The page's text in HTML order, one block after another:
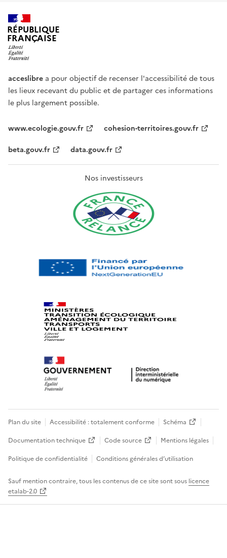
RÉPUBLIQUE
FRANÇAISE
acceslibre a pour objectif de recenser l'accessibilité de tous
les lieux recevant du public et de partager ces informations
le plus largement possible.
www.ecologie.gouv.fr
cohesion-territoires.gouv.fr
beta.gouv.fr
data.gouv.fr
Nos investisseurs
Plan du site Accessibilité : totalement conforme
Schéma
Documentation technique
Code source
Mentions légales
Politique de confidentialité
Conditions générales d’utilisation
Sauf mention contraire, tous les contenus de ce site sont sous licence
etalab-2.0